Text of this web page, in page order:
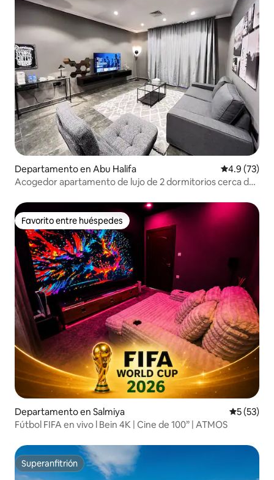
Departamento en Abu Halifa Calificación
4.9 (73)
Acogedor apartamento de lujo de 2 dormitorios cerca de
Favorito entre huéspedes
Favorito entre huéspedes
Departamento en Salmiya
5 (53)
Fútbol FIFA en vivo l Bein 4K | Cine de 100” | ATMOS
Superanfitrión
Superanfitrión